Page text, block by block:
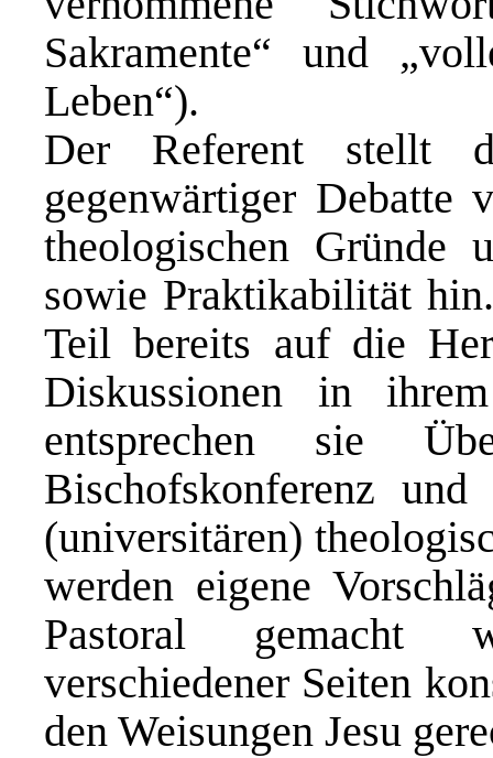
Sakramente“ und
Leben“).
Der Referent stellt
gegenwärtiger
theologischen Gründe
sowie Praktikabilität
Teil bereits auf die
Diskussionen in
entsprechen sie
Bischofskonferenz
(universitären)
werden eigene
Pastoral gemacht
verschiedener Seiten
den Weisungen Jesu